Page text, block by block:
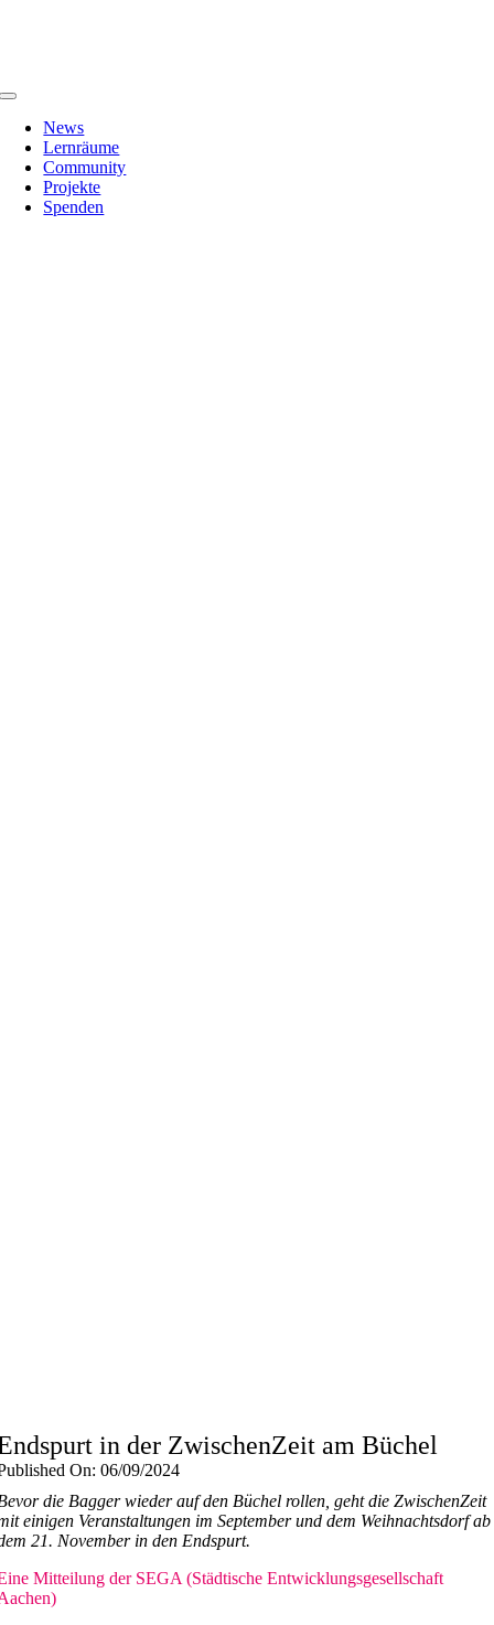
Toggle
Navigation
News
Lernräume
Community
Projekte
Spenden
in der ZwischenZeit am Büchel
On: 06/09/2024
die Bagger wieder auf den Büchel rollen, geht die ZwischenZeit
einigen Veranstaltungen im September und dem Weihnachtsdorf ab
21. November in den Endspurt.
Mitteilung der SEGA (Städtische Entwicklungsgesellschaft